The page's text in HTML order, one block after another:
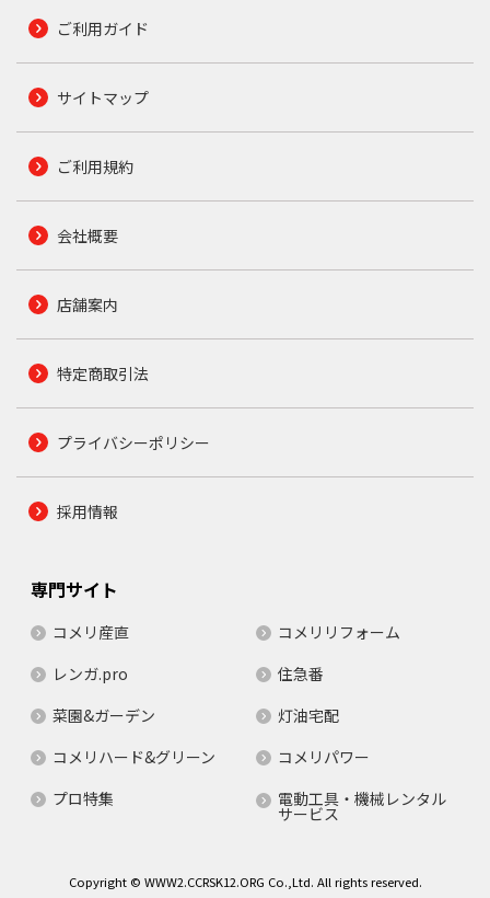
ご利用ガイド
サイトマップ
ご利用規約
会社概要
店舗案内
特定商取引法
プライバシーポリシー
採用情報
専門サイト
コメリ産直
コメリリフォーム
レンガ.pro
住急番
菜園&ガーデン
灯油宅配
コメリハード&グリーン
コメリパワー
プロ特集
電動工具・機械レンタル
サービス
Copyright © WWW2.CCRSK12.ORG Co.,Ltd. All rights reserved.